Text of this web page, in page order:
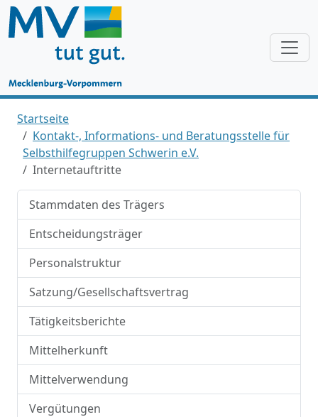
Startseite
Kontakt-, Informations- und Beratungsstelle für
Selbsthilfegruppen Schwerin e.V.
Internetauftritte
Stammdaten des Trägers
Entscheidungsträger
Personalstruktur
Satzung/Gesellschaftsvertrag
Tätigkeitsberichte
Mittelherkunft
Mittelverwendung
Vergütungen